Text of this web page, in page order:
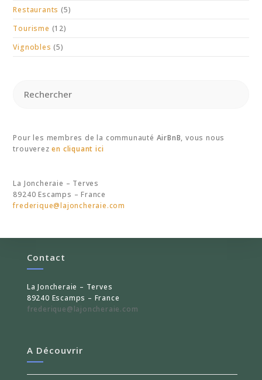
Restaurants (5)
Tourisme (12)
Vignobles (5)
Pour les membres de la communauté AirBnB, vous nous
trouverezen cliquant ici
La Joncheraie – Terves
89240 Escamps – France
frederique@lajoncheraie.com
Contact
La Joncheraie – Terves
89240 Escamps – France
frederique@lajoncheraie.com
A Découvrir